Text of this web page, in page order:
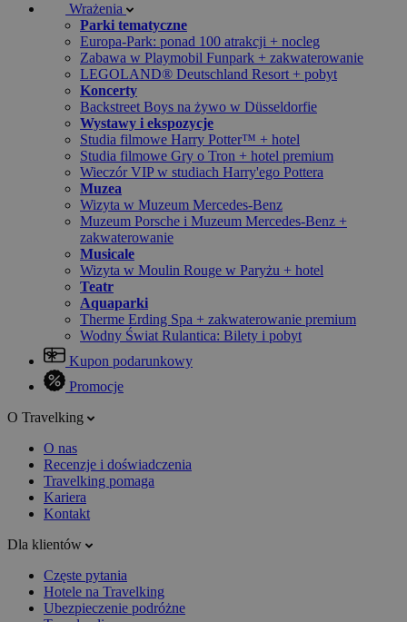
Wrażenia
Parki tematyczne
Europa-Park: ponad 100 atrakcji + nocleg
Zabawa w Playmobil Funpark + zakwaterowanie
LEGOLAND® Deutschland Resort + pobyt
Koncerty
Backstreet Boys na żywo w Düsseldorfie
Wystawy i ekspozycje
Studia filmowe Harry Potter™ + hotel
Studia filmowe Gry o Tron + hotel premium
Wieczór VIP w studiach Harry'ego Pottera
Muzea
Wizyta w Muzeum Mercedes-Benz
Muzeum Porsche i Muzeum Mercedes-Benz +
zakwaterowanie
Musicale
Wizyta w Moulin Rouge w Paryżu + hotel
Teatr
Aquaparki
Therme Erding Spa + zakwaterowanie premium
Wodny Świat Rulantica: Bilety i pobyt
Kupon podarunkowy
Promocje
O Travelking
O nas
Recenzje i doświadczenia
Travelking pomaga
Kariera
Kontakt
Dla klientów
Częste pytania
Hotele na Travelking
Ubezpieczenie podróżne